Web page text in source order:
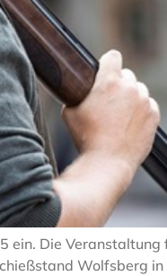
Die Veranstaltung
Wolfsberg